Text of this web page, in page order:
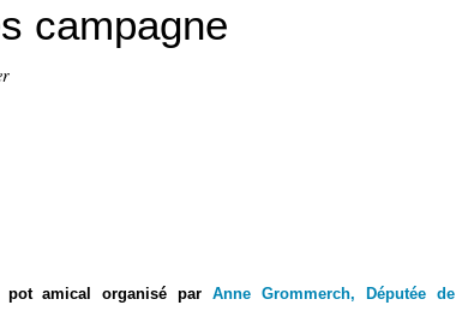
campagne
pot amical organisé parAnne Grommerch, Députée de